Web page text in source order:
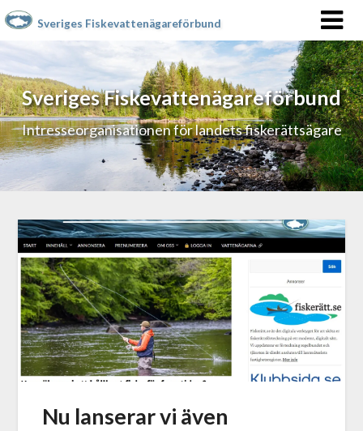
Sveriges Fiskevattenägareförbund
Sveriges Fiskevattenägareförbund
Intresseorganisationen för landets fiskerättsägare
Nu lanserar vi även